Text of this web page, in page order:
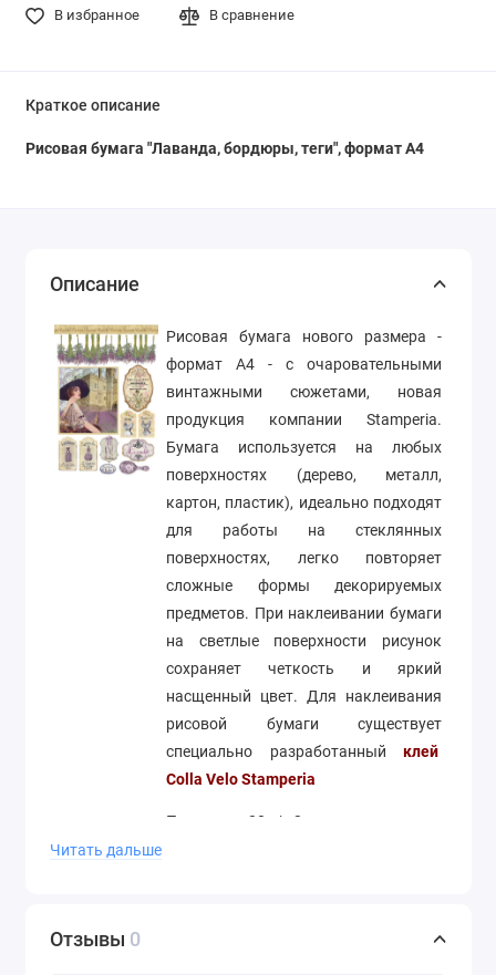
В избранное В сравнение
Краткое описание
Рисовая бумага "Лаванда, бордюры, теги", формат А4
Описание
Рисовая бумага нового размера -
формат А4 - с очаровательными
винтажными сюжетами, новая
продукция компании Stamperia.
Бумага используется на любых
поверхностях (дерево, металл,
картон, пластик), идеально подходят
для работы на стеклянных
поверхностях, легко повторяет
сложные формы декорируемых
предметов. При наклеивании бумаги
на светлые поверхности рисунок
сохраняет четкость и яркий
насщенный цвет. Для наклеивания
рисовой бумаги существует
специально разработанный
клей
Colla Velo Stamperia
Плотность 20 г/м2
Читать дальше
Отзывы 0